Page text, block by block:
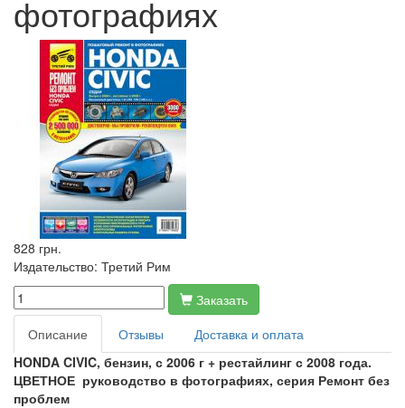
фотографиях
828 грн.
Издательство: Третий Рим
Заказать
Описание
Отзывы
Доставка и оплата
HONDA CIVIC, бензин, с 2006 г + рестайлинг с 2008 года.
ЦВЕТНОЕ руководство в фотографиях, серия Ремонт без
проблем